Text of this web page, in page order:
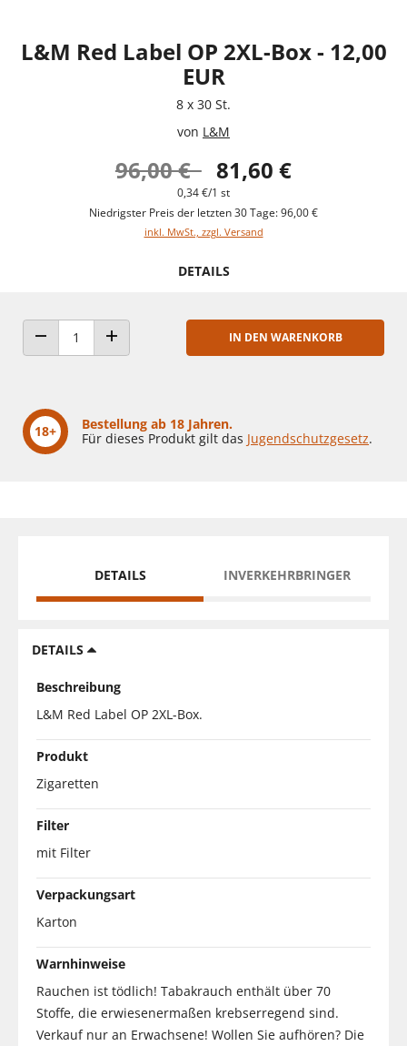
L&M Red Label OP 2XL-Box - 12,00
EUR
8 x 30 St.
von L&M
96,00 € 81,60 €
0,34 €/1 st
Niedrigster Preis der letzten 30 Tage: 96,00 €
inkl. MwSt., zzgl. Versand
DETAILS
ANZAHL VERRINGERNANZAHL ERHÖHEN
IN DEN WARENKORB
18+
Bestellung ab 18 Jahren.
Für dieses Produkt gilt das Jugendschutzgesetz.
DETAILS INVERKEHRBRINGER
DETAILS
Beschreibung
L&M Red Label OP 2XL-Box.
Produkt
Zigaretten
Filter
mit Filter
Verpackungsart
Karton
Warnhinweise
Rauchen ist tödlich! Tabakrauch enthält über 70
Stoffe, die erwiesenermaßen krebserregend sind.
Verkauf nur an Erwachsene! Wollen Sie aufhören? Die